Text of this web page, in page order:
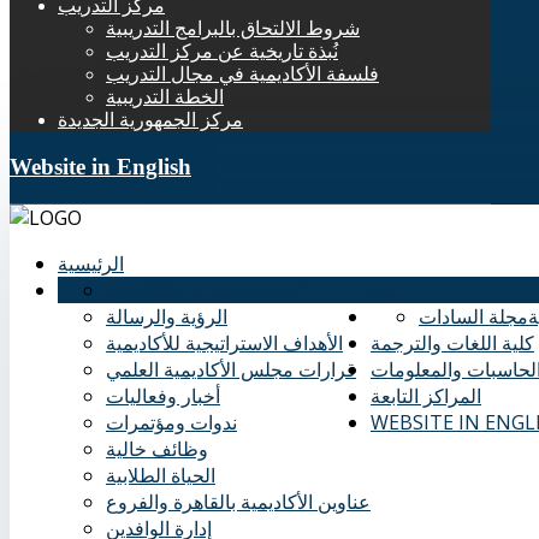
مركز التدريب
شروط الالتحاق بالبرامج التدريبية
نُبذة تاريخية عن مركز التدريب
فلسفة الأكاديمية في مجال التدريب
الخطة التدريبية
مركز الجمهورية الجديدة
Website in English
الرئيسية
الرؤية والرسالة
الأهداف الاستراتيجية للأكاديمية
قرارات مجلس الأكاديمية العلمي
أخبار وفعاليات
ندوات ومؤتمرات
وظائف خالية
الحياة الطلابية
عناوين الأكاديمية بالقاهرة والفروع
إدارة الوافدين
مجلة السادات
كلية اللغات والترجمة
والمعلومات
المراكز التابعة
WEBSITE IN